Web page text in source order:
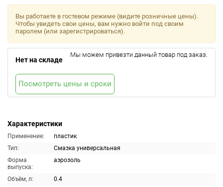
Характеристики
Применение:
пластик
Тип:
Смазка универсальная
Форма
выпуска:
аэрозоль
Объём, л:
0.4
Вы работаете в гостевом режиме (видите розничные цены).
Чтобы увидеть свои цены, вам нужно войти под своим
паролем (или зарегистрироваться).
Нет на складе
Мы можем привезти данный товар под заказ.
Посмотреть цены и сроки